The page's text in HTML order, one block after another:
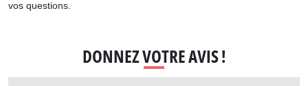
vos questions.
DONNEZ VOTRE AVIS !